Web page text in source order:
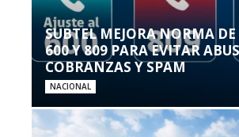
SUBTEL MEJORA NORMA DE
600 Y 809 PARA EVITAR
COBRANZAS Y SPAM
NACIONAL